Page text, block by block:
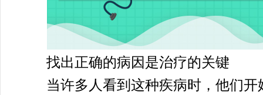
找出正确的病因是治疗的关键
当许多人看到这种疾病时，他们开